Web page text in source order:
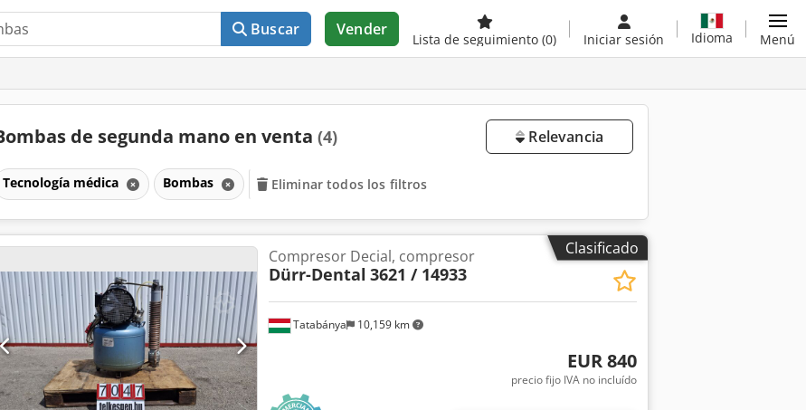
Buscar Vender
Lista de seguimiento (0) Iniciar sesión Idioma Menú
de segunda mano en venta (4) Relevancia
Tecnología médica Bombas Eliminar todos los filtros
Clasificado
Tatabánya 10,159 km
Compresor Decial, compresor
Dürr-Dental 3621 / 14933
EUR 840
precio fijo IVA no incluído